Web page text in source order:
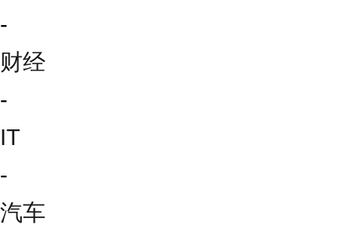
-
财经
-
IT
-
汽车